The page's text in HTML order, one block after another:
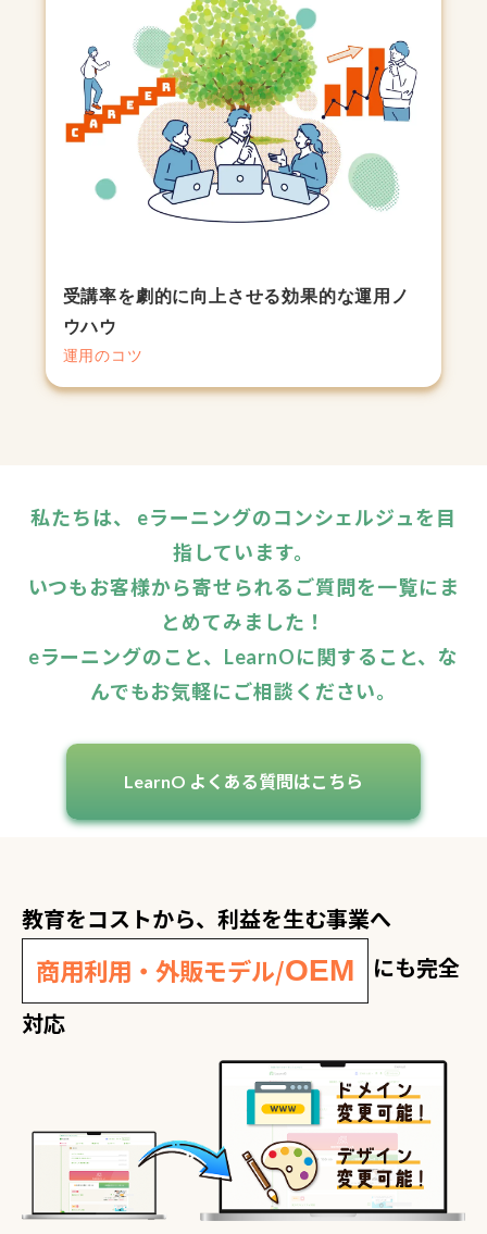
受講率を劇的に向上させる効果的な運用ノ
ウハウ
運用のコツ
私たちは、 eラーニングのコンシェルジュを目
指しています。
いつもお客様から寄せられるご質問を一覧にま
とめてみました！
eラーニングのこと、LearnOに関すること、な
んでもお気軽にご相談ください。
LearnO よくある質問はこちら
教育をコストから、利益を生む事業へ
商用利用・外販モデル/OEM
にも完全
対応